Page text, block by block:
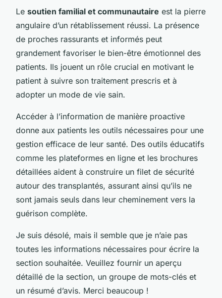
Le soutien familial et communautaire est la pierre
angulaire d’un rétablissement réussi. La présence
de proches rassurants et informés peut
grandement favoriser le bien-être émotionnel des
patients. Ils jouent un rôle crucial en motivant le
patient à suivre son traitement prescris et à
adopter un mode de vie sain.
Accéder à l’information de manière proactive
donne aux patients les outils nécessaires pour une
gestion efficace de leur santé. Des outils éducatifs
comme les plateformes en ligne et les brochures
détaillées aident à construire un filet de sécurité
autour des transplantés, assurant ainsi qu’ils ne
sont jamais seuls dans leur cheminement vers la
guérison complète.
Je suis désolé, mais il semble que je n’aie pas
toutes les informations nécessaires pour écrire la
section souhaitée. Veuillez fournir un aperçu
détaillé de la section, un groupe de mots-clés et
un résumé d’avis. Merci beaucoup !